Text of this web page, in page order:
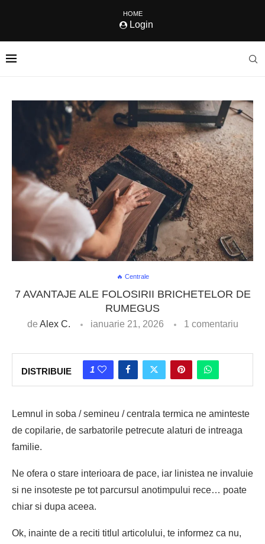
HOME
Login
🔥 Centrale
7 AVANTAJE ALE FOLOSIRII BRICHETELOR DE
RUMEGUS
de Alex C. ianuarie 21, 2026 1 comentariu
DISTRIBUIE 1
Lemnul in soba / semineu / centrala termica ne aminteste
de copilarie, de sarbatorile petrecute alaturi de intreaga
familie.
Ne ofera o stare interioara de pace, iar linistea ne invaluie
si ne insoteste pe tot parcursul anotimpului rece… poate
chiar si dupa aceea.
Ok, inainte de a reciti titlul articolului, te informez ca nu,